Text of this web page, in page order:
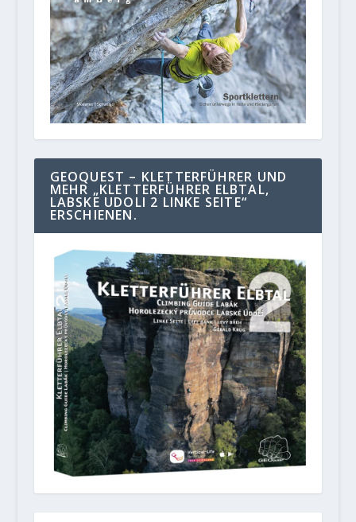
GEOQUEST – KLETTERFÜHRER UND
MEHR „KLETTERFÜHRER ELBTAL,
LABSKE UDOLI 2 LINKE SEITE“
ERSCHIENEN.